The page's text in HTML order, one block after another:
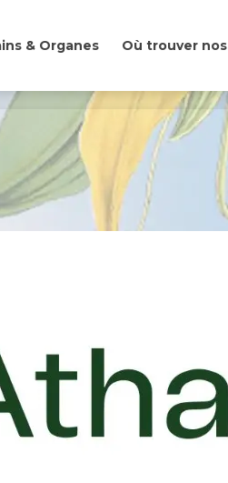
& Organes Où trouver